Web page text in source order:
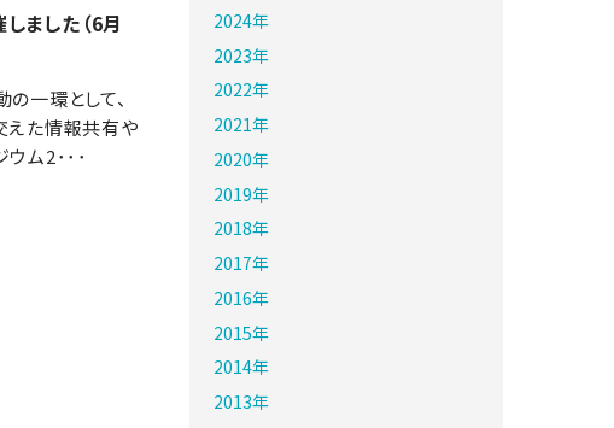
ました（6月
一環として、
えた情報共有や
ウム2･･･
2024年
2023年
2022年
2021年
2020年
2019年
2018年
2017年
2016年
2015年
2014年
2013年